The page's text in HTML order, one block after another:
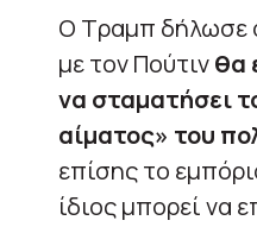
Ο Τραμπ δήλωσε
με τον Πούτινθα
να σταματήσει
αίματος» του
επίσης το
ίδιος μπορεί να